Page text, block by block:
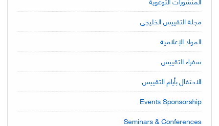
مجلة التقييس الخليجي
المواد الإعلامية
سفراء التقييس
الاحتفال بأيام التقييس
Events Sponsorship
Seminars & Conferences